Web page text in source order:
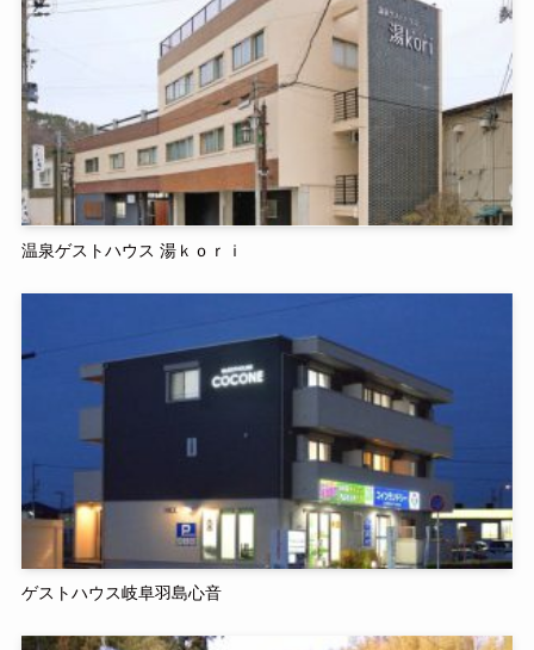
温泉ゲストハウス 湯ｋｏｒｉ
ゲストハウス岐阜羽島心音